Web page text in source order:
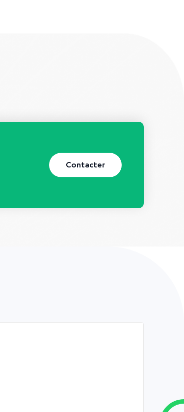
Contacter